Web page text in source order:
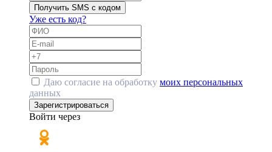
Получить SMS с кодом
Уже есть код?
Даю согласие на обработку моих персональных
данных
Зарегистрироваться
Войти через